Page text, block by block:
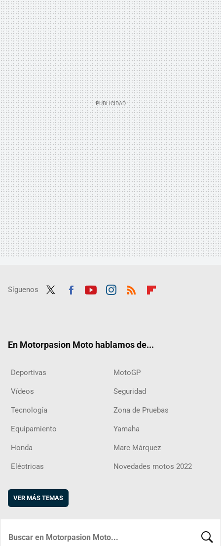
Síguenos
En Motorpasion Moto hablamos de...
Deportivas MotoGP
Vídeos Seguridad
Tecnología Zona de Pruebas
Equipamiento Yamaha
Honda Marc Márquez
Eléctricas Novedades motos 2022
VER MÁS TEMAS